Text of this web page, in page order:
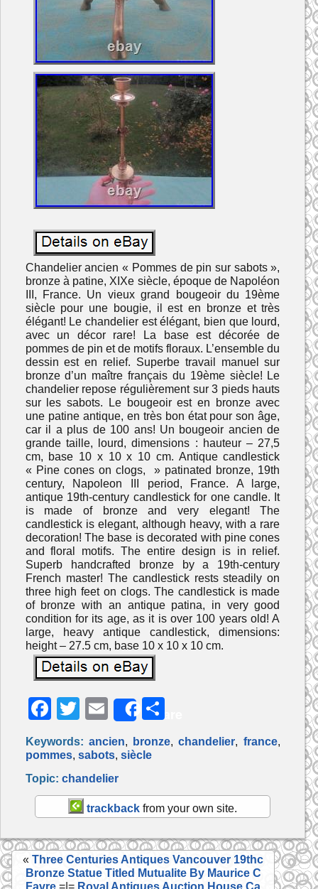
Chandelier ancien « Pommes de pin sur sabots »,
bronze à patine, XIXe siècle, époque de Napoléon
III, France. Un vieux grand bougeoir du 19ème
siècle pour une bougie, il est en bronze et très
élégant! Le chandelier est élégant, bien que lourd,
avec un décor rare! La base est décorée de
pommes de pin et de motifs floraux. L’ensemble du
dessin est en relief. Superbe travail manuel sur
bronze d’un maître français du 19ème siècle! Le
chandelier repose régulièrement sur 3 pieds hauts
sur les sabots. Le bougeoir est en bronze avec
une patine antique, en très bon état pour son âge,
car il a plus de 100 ans! Un bougeoir ancien de
grande taille, lourd, dimensions : hauteur – 27,5
cm, base 10 x 10 x 10 cm. Antique candlestick
« Pine cones on clogs, » patinated bronze, 19th
century, Napoleon III period, France. A large,
antique 19th-century candlestick for one candle. It
is made of bronze and very elegant! The
candlestick is elegant, although heavy, with a rare
decoration! The base is decorated with pine cones
and floral motifs. The entire design is in relief.
Superb handcrafted bronze by a 19th-century
French master! The candlestick rests steadily on
three high feet on clogs. The candlestick is made
of bronze with an antique patina, in very good
condition for its age, as it is over 100 years old! A
large, heavy antique candlestick, dimensions:
height – 27.5 cm, base 10 x 10 x 10 cm.
F
c
e
b
o
o
k
T
itt
er
E
m
ai
l
Share
ar
ta
er
Keywords: ancien, bronze,chandelier, france,
pommes, sabots, siècle
Topic: chandelier
trackback from your own site.
«Three Centuries Antiques Vancouver 19thc
Bronze Statue Titled Mutualite By Maurice C
Favre =|= Royal Antiques Auction House Ca